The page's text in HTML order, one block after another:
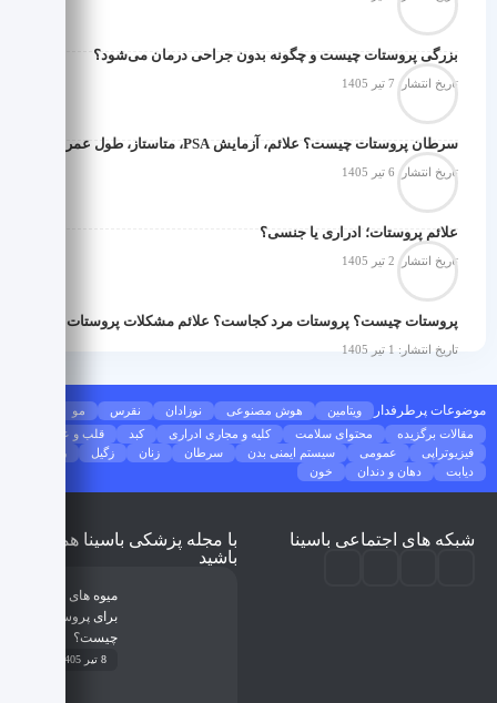
بزرگی پروستات چیست و چگونه بدون جراحی درمان می‌شود؟
تاریخ انتشار: 7 تیر 1405
تاریخ انتشار: 6 تیر 1405
علائم پروستات؛ ادراری یا جنسی؟
تاریخ انتشار: 2 تیر 1405
تاریخ انتشار: 1 تیر 1405
موضوعات پرطرفدار ویتامین هوش مصنوعی نوزادان نقرس
مو
مقالات برگزیده
محتوای سلامت کلیه و مجاری ادراری کبد
قلب و عروق
فیزیوتراپی
عمومی سیستم ایمنی بدن سرطان زنان زگیل
ریه
دیابت
دهان و دندان خون
شبکه های اجتماعی باسینا
با مجله پزشکی باسینا همراه
باشید
میوه های مضر
برای پروستات
چیست؟
8 تیر 1405